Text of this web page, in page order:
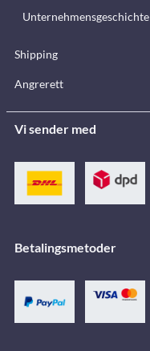
Unternehmensgeschichte
Shipping
Angrerett
Vi sender med
Betalingsmetoder